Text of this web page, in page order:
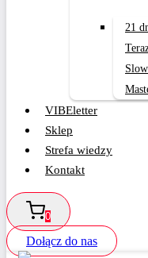
21
VIBEletter
Sklep
Strefa wiedzy
Kontakt
0
Dołącz do nas